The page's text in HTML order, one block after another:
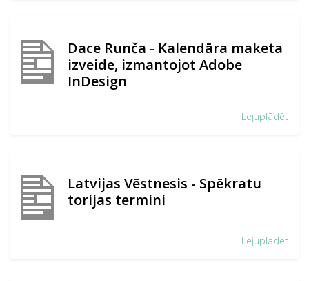
Dace Runča - Kalendāra maketa
izveide, izmantojot Adobe
InDesign
Lejuplādēt
Latvijas Vēstnesis - Spēkratu
torijas termini
Lejuplādēt